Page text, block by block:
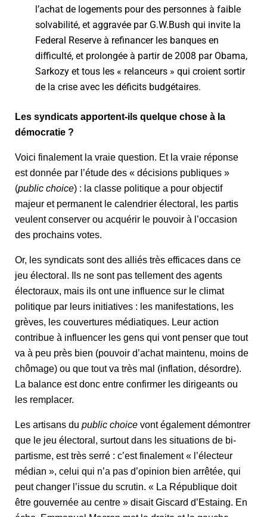
l’achat de logements pour des personnes à faible
solvabilité, et aggravée par G.W.Bush qui invite la
Federal Reserve à refinancer les banques en
difficulté, et prolongée à partir de 2008 par Obama,
Sarkozy et tous les « relanceurs » qui croient sortir
de la crise avec les déficits budgétaires.
Les syndicats apportent-ils quelque chose à la
démocratie ?
Voici finalement la vraie question. Et la vraie réponse
est donnée par l’étude des « décisions publiques »
(public choice) : la classe politique a pour objectif
majeur et permanent le calendrier électoral, les partis
veulent conserver ou acquérir le pouvoir à l’occasion
des prochains votes.
Or, les syndicats sont des alliés très efficaces dans ce
jeu électoral. Ils ne sont pas tellement des agents
électoraux, mais ils ont une influence sur le climat
politique par leurs initiatives : les manifestations, les
grèves, les couvertures médiatiques. Leur action
contribue à influencer les gens qui vont penser que tout
va à peu près bien (pouvoir d’achat maintenu, moins de
chômage) ou que tout va très mal (inflation, désordre).
La balance est donc entre confirmer les dirigeants ou
les remplacer.
Les artisans du public choice vont également démontrer
que le jeu électoral, surtout dans les situations de bi-
partisme, est très serré : c’est finalement « l’électeur
médian », celui qui n’a pas d’opinion bien arrêtée, qui
peut changer l’issue du scrutin. « La République doit
être gouvernée au centre » disait Giscard d’Estaing. En